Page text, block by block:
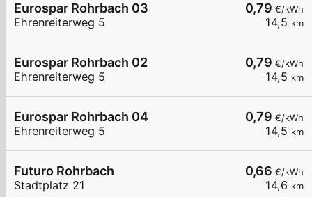
0,79 €/kWh
14,5 km
Eurospar Rohrbach 03
Ehrenreiterweg 5
0,79 €/kWh
14,5 km
Eurospar Rohrbach 02
Ehrenreiterweg 5
0,79 €/kWh
14,5 km
Eurospar Rohrbach 04
Ehrenreiterweg 5
0,66 €/kWh
14,6 km
Futuro Rohrbach
Stadtplatz 21